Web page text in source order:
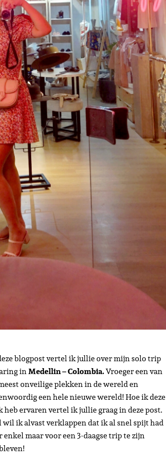
blogpost vertel ik jullie over mijn solo trip
inMedellin – Colombia.Vroeger een van
onveilige plekken in de wereld en
een hele nieuwe wereld! Hoe ik deze
heb ervaren vertel ik jullie graag in deze post.
wil ik alvast verklappen dat ik al snel spijt had
enkel maar voor een 3-daagse trip te zijn